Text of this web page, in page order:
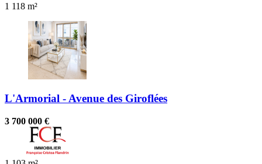
1 118 m²
L'Armorial - Avenue des Giroflées
3 700 000 €